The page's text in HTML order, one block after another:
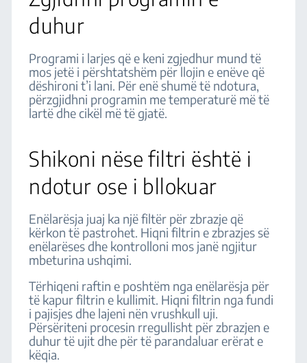
duhur
Programi i larjes që e keni zgjedhur mund të
mos jetë i përshtatshëm për llojin e enëve që
dëshironi t’i lani. Për enë shumë të ndotura,
përzgjidhni programin me temperaturë më të
lartë dhe cikël më të gjatë.
Shikoni nëse filtri është i
ndotur ose i bllokuar
Enëlarësja juaj ka një filtër për zbrazje që
kërkon të pastrohet. Hiqni filtrin e zbrazjes së
enëlarëses dhe kontrolloni mos janë ngjitur
mbeturina ushqimi.
Tërhiqeni raftin e poshtëm nga enëlarësja për
të kapur filtrin e kullimit. Hiqni filtrin nga fundi
i pajisjes dhe lajeni nën vrushkull uji.
Përsëriteni procesin rregullisht për zbrazjen e
duhur të ujit dhe për të parandaluar erërat e
këqia.